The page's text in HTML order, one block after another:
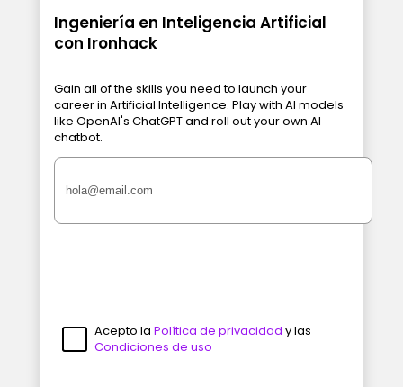
Ingeniería en Inteligencia Artificial
con Ironhack
Gain all of the skills you need to launch your
career in Artificial Intelligence. Play with AI models
like OpenAI's ChatGPT and roll out your own AI
chatbot.
Acepto la Política de privacidad y las
Condiciones de uso